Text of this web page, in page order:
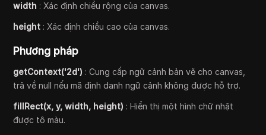
width : Xác định chiều rộng của canvas.
height : Xác định chiều cao của canvas.
Phương pháp
getContext('2d') : Cung cấp ngữ cảnh bản vẽ cho canvas,
trả về null nếu mã định danh ngữ cảnh không được hỗ trợ.
fillRect(x, y, width, height) : Hiển thị một hình chữ nhật
được tô màu.